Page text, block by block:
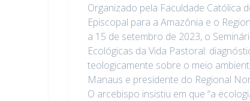
Organizado pela Faculdade Católica
Episcopal para a Amazônia e o
a 15 de setembro de 2023, o
Ecológicas da Vida Pastoral:
teologicamente sobre o meio
Manaus e presidente do Regional
O arcebispo insistiu em que “a